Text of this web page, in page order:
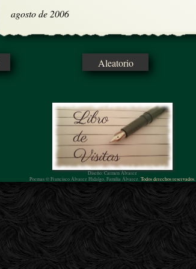
agosto de 2006
Aleatorio
Diseño: Carmen Álvarez
Poemas © Francisco Álvarez Hidalgo, Familia Álvarez. Todos derechos reservados.